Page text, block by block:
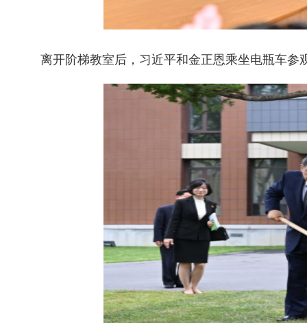
离开阶梯教室后，习近平和金正恩乘坐电瓶车